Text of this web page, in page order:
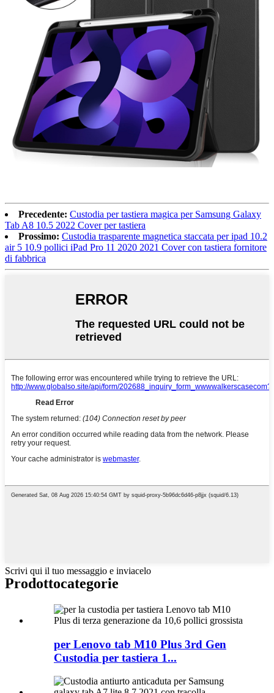
Precedente: Custodia per tastiera magica per Samsung Galaxy
Tab A8 10.5 2022 Cover per tastiera
Prossimo: Custodia trasparente magnetica staccata per ipad 10.2
air 5 10.9 pollici iPad Pro 11 2020 2021 Cover con tastiera fornitore
di fabbrica
Scrivi qui il tuo messaggio e inviacelo
Prodottocategorie
per Lenovo tab M10 Plus 3rd Gen
Custodia per tastiera 1...